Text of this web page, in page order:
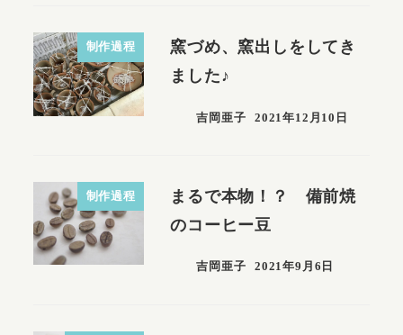
制作過程
窯づめ、窯出しをしてき
ました♪
吉岡亜子 2021年12月10日
制作過程
まるで本物！？ 備前焼
のコーヒー豆
吉岡亜子 2021年9月6日